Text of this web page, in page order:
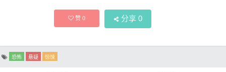
赞0 分享 0
恐怖 悬疑 惊悚